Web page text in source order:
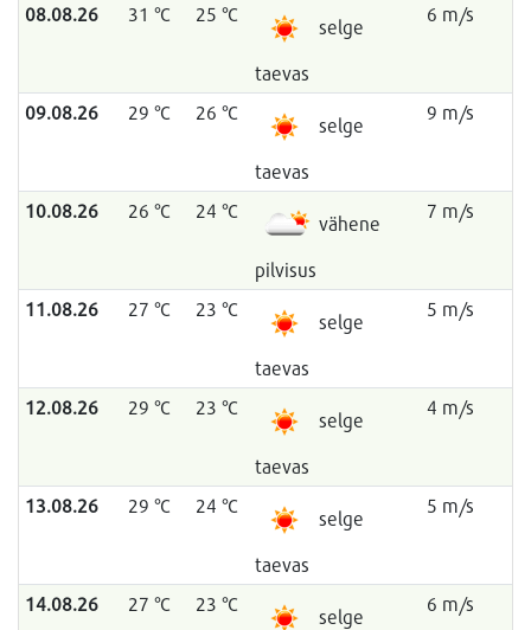
08.08.26 31 °C 25 °C
selge
taevas
6 m/s
09.08.26 29 °C 26 °C
selge
taevas
9 m/s
10.08.26 26 °C 24 °C
vähene
pilvisus
7 m/s
11.08.26 27 °C 23 °C
selge
taevas
5 m/s
12.08.26 29 °C 23 °C
selge
taevas
4 m/s
13.08.26 29 °C 24 °C
selge
taevas
5 m/s
14.08.26 27 °C 23 °C
selge
6 m/s